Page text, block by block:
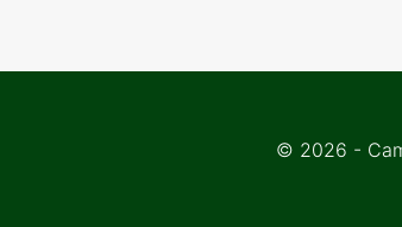
© 2026 -